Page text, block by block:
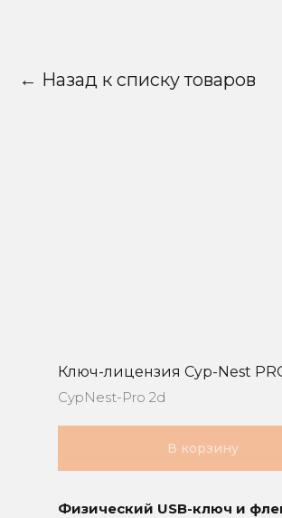
Ключ-лицензия Cyp-Nest
CypNest-Pro 2d
В корзину
Физический USB-ключ и